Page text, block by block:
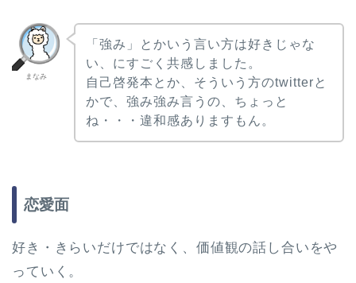
まなみ
「強み」とかいう言い方は好きじゃな
い、にすごく共感しました。
自己啓発本とか、そういう方のtwitterと
かで、強み強み言うの、ちょっと
ね・・・違和感ありますもん。
恋愛面
好き・きらいだけではなく、価値観の話し合いをや
っていく。